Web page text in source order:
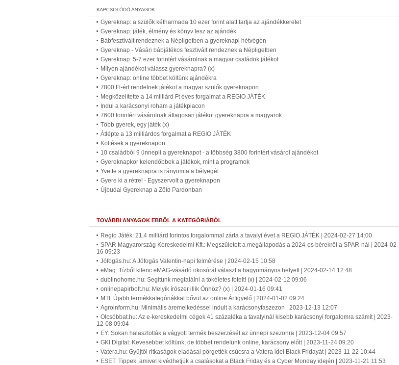
Gyereknap: a szülők kétharmada 10 ezer forint alatt tartja az ajándékkeretet
Gyereknap: játék, élmény és könyv lesz az ajándék
Bábfesztivált rendeznek a Népligetben a gyereknapi hétvégén
Gyereknap - Vásári bábjátékos fesztivált rendeznek a Népligetben
Gyereknap: 5-7 ezer forintért vásárolnak a magyar családok játékot
Milyen ajándékot válassz gyereknapra? (x)
Gyereknap: online többet költünk ajándékra
7800 Ft-ért rendelnek játékot a magyar szülők gyereknapon
Megközelítette a 14 milliárd Ft éves forgalmat a REGIO JÁTÉK
Indul a karácsonyi roham a játékpiacon
7600 forintért vásárolnak átlagosan játékot gyereknapra a magyarok
Több gyerek, egy játék (x)
Átlépte a 13 milliárdos forgalmat a REGIO JÁTÉK
Költések a gyereknapon
10 családból 9 ünnepli a gyereknapot - a többség 3800 forintért vásárol ajándékot
Gyereknapkor kelendőbbek a játékok, mint a programok
Yvette a gyereknapra is rányomta a bélyegét
Gyere ki a rétre! - Egyszervolt a gyereknapon
Újbudai Gyereknap a Zöld Pardonban
TOVÁBBI ANYAGOK EBBŐL A KATEGÓRIÁBÓL
Regio Játék: 21,4 milliárd forintos forgalommal zárta a tavalyi évet a REGIO JÁTÉK | 2024-02-27 14:00
SPAR Magyarország Kereskedelmi Kft.: Megszületett a megállapodás a 2024-es bérekről a SPAR-nál | 2024-02-
16 09:23
Jófogás.hu: A Jófogás Valentin-napi felmérése | 2024-02-15 10:58
eMag: Tízből kilenc eMAG-vásárló okosórát választ a hagyományos helyett | 2024-02-14 12:48
dublinohome.hu: Segítünk megtalálni a tökéletes fotelt! (x) | 2024-02-12 09:06
onlinepapirbolt.hu: Melyik írószer illik Önhöz? (x) | 2024-01-16 09:41
MTI: Újabb termékkategóriákkal bővül az online Árfigyelő | 2024-01-02 09:24
Agroinform.hu: Minimális áremelkedéssel indult a karácsonyfaszezon | 2023-12-13 12:07
Olcsóbbat.hu: Az e-kereskedelmi cégek 41 százaléka a tavalyinál kisebb karácsonyi forgalomra számít | 2023-
12-08 09:04
EY: Sokan halasztották a vágyott termék beszerzését az ünnepi szezonra | 2023-12-04 09:57
GKI Digital: Kevesebbet költünk, de többet rendelünk online, karácsony előtt | 2023-11-24 09:20
Vatera.hu: Gyűjtői ritkaságok eladásai pörgették csúcsra a Vatera idei Black Fridayát | 2023-11-22 10:44
ESET: Tippek, amivel kivédhetjük a csalásokat a Black Friday és a Cyber Monday idején | 2023-11-21 11:53